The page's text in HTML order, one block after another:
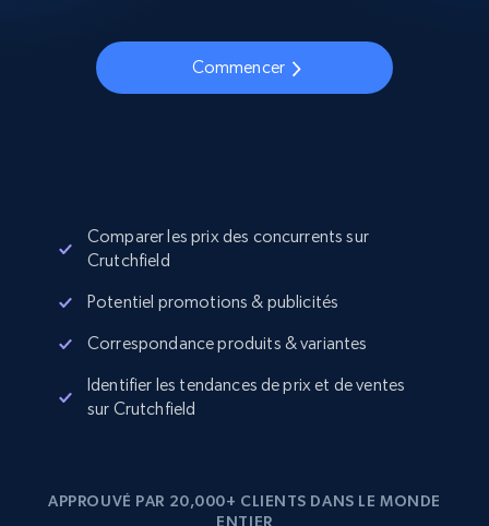
Commencer
Comparer les prix des concurrents sur
Crutchfield
Potentiel promotions & publicités
Correspondance produits & variantes
Identifier les tendances de prix et de ventes
sur Crutchfield
APPROUVÉ PAR 20,000+ CLIENTS DANS LE MONDE
ENTIER